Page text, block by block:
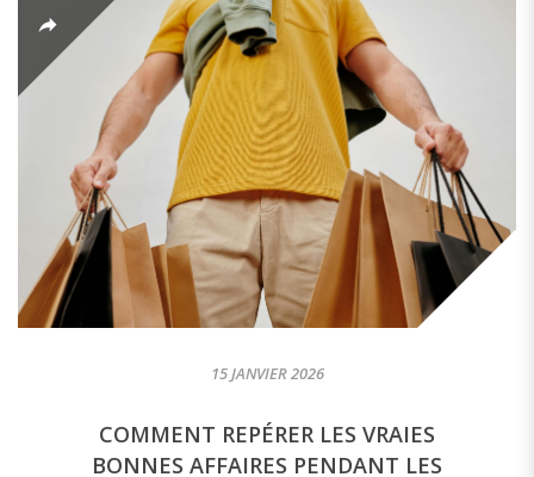
15 JANVIER 2026
COMMENT REPÉRER LES VRAIES
BONNES AFFAIRES PENDANT LES